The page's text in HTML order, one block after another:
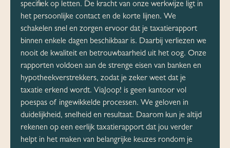
specifiek op letten. De kracht van onze werkwijze ligt in
het persoonlijke contact en de korte lijnen. We
schakelen snel en zorgen ervoor dat je taxatierapport
binnen enkele dagen beschikbaar is. Daarbij verliezen we
nooit de kwaliteit en betrouwbaarheid uit het oog. Onze
rapporten voldoen aan de strenge eisen van banken en
hypotheekverstrekkers, zodat je zeker weet dat je
taxatie erkend wordt. ViaJoop! is geen kantoor vol
poespas of ingewikkelde processen. We geloven in
duidelijkheid, snelheid en resultaat. Daarom kun je altijd
rekenen op een eerlijk taxatierapport dat jou verder
helpt in het maken van belangrijke keuzes rondom je